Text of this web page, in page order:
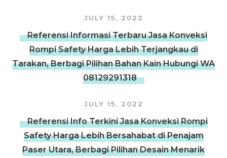
JULY 15, 2022
Referensi Informasi Terbaru Jasa Konveksi
Rompi Safety Harga Lebih Terjangkau di
Tarakan, Berbagi Pilihan Bahan Kain Hubungi WA
08129291318
JULY 15, 2022
Referensi Info Terkini Jasa Konveksi Rompi
Safety Harga Lebih Bersahabat di Penajam
Paser Utara, Berbagi Pilihan Desain Menarik